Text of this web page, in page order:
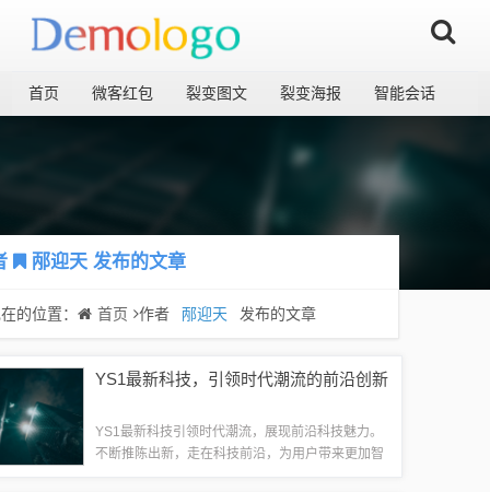
首页 微客红包 裂变图文 裂变海报 智能会话
邴迎天发布的文章
的位置： 首页 作者 邴迎天 发布的文章
YS1最新科技，引领时代潮流的前沿创新
YS1最新科技引领时代潮流，展现前沿科技魅力。
不断推陈出新，走在科技前沿，为用户带来更加智